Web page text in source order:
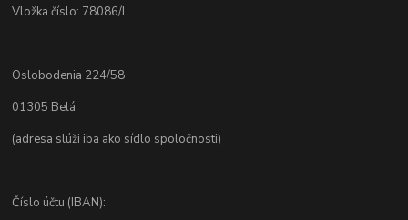
Vložka číslo: 78086/L
Oslobodenia 224/58
01305 Belá
(adresa slúži iba ako sídlo spoločnosti)
Číslo účtu (IBAN):